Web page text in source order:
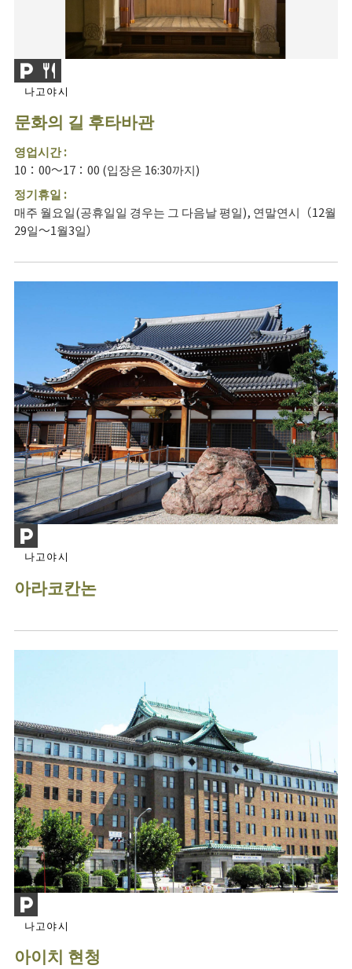
나고야시
문화의 길 후타바관
영업시간 :
10：00～17：00 (입장은 16:30까지)
정기휴일 :
매주 월요일(공휴일일 경우는 그 다음날 평일), 연말연시（12월
29일～1월3일）
나고야시
아라코칸논
나고야시
아이치 현청